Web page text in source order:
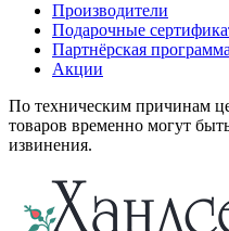
Производители
Подарочные
Партнёрская
Акции
По техническим причинам
товаров временно могут
извинения.